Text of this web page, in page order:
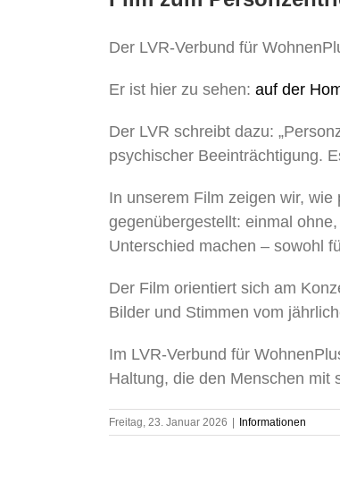
Der LVR-Verbund für
Er ist hier zu sehen: auf der
Der LVR schreibt dazu:
psychischer Beeinträchtigung.
In unserem Film zeigen wir,
gegenübergestellt: einmal
Unterschied machen – sowohl
Der Film orientiert sich am
Bilder und Stimmen vom
Im LVR-Verbund für
Haltung, die den Menschen mit
Freitag, 23. Januar 2026 Informationen